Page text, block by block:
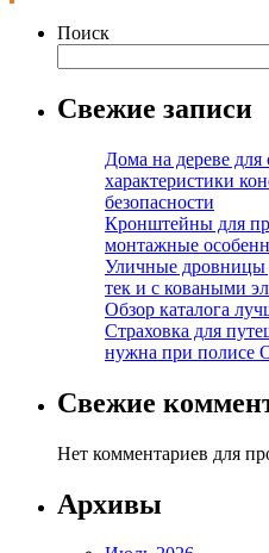
Поиск
Свежие записи
Дома на дереве
характеристики
безопасности
Кронштейны для
монтажные
Уличные дровницы
тек и с коваными
Обзор каталога
Страховка для
нужна при полисе
Свежие
Нет комментариев для
Архивы